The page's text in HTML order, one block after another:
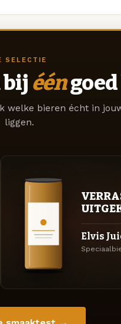
SELECTIE
bij ééngoed
welke bieren écht in
liggen.
Elvis